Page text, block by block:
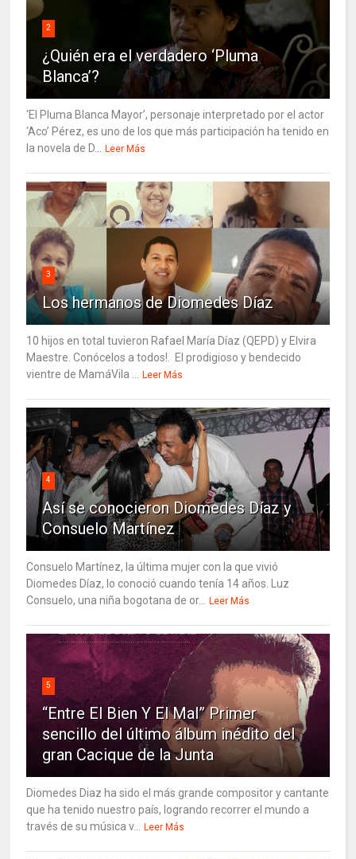
2
¿Quién era el verdadero ‘Pluma
Blanca’?
‘El Pluma Blanca Mayor’, personaje interpretado por el actor
‘Aco’ Pérez, es uno de los que más participación ha tenido en
la novela de D... Leer Más
3
Los hermanos de Diomedes Díaz
10 hijos en total tuvieron Rafael María Díaz (QEPD) y Elvira
Maestre. Conócelos a todos!. El prodigioso y bendecido
vientre de MamáVila ... Leer Más
4
Así se conocieron Diomedes Díaz y
Consuelo Martínez
Consuelo Martínez, la última mujer con la que vivió
Diomedes Díaz, lo conoció cuando tenía 14 años. Luz
Consuelo, una niña bogotana de or... Leer Más
5
“Entre El Bien Y El Mal” Primer
sencillo del último álbum inédito del
gran Cacique de la Junta
Diomedes Diaz ha sido el más grande compositor y cantante
que ha tenido nuestro país, logrando recorrer el mundo a
través de su música v... Leer Más